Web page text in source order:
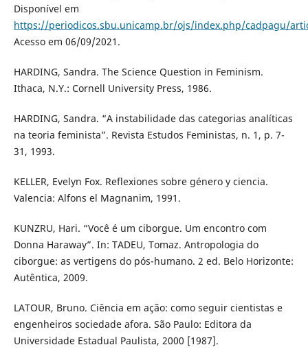
Disponível em
https://periodicos.sbu.unicamp.br/ojs/index.php/cadpagu/
Acesso em 06/09/2021.
HARDING, Sandra. The Science Question in Feminism.
Ithaca, N.Y.: Cornell University Press, 1986.
HARDING, Sandra. “A instabilidade das categorias analíticas
na teoria feminista”. Revista Estudos Feministas, n. 1, p. 7-
31, 1993.
KELLER, Evelyn Fox. Reflexiones sobre género y ciencia.
Valencia: Alfons el Magnanim, 1991.
KUNZRU, Hari. “Você é um ciborgue. Um encontro com
Donna Haraway”. In: TADEU, Tomaz. Antropologia do
ciborgue: as vertigens do pós-humano. 2 ed. Belo Horizonte:
Autêntica, 2009.
LATOUR, Bruno. Ciência em ação: como seguir cientistas e
engenheiros sociedade afora. São Paulo: Editora da
Universidade Estadual Paulista, 2000 [1987].